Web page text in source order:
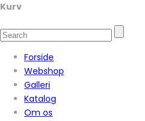
Kurv
Forside
Webshop
Galleri
Katalog
Om os